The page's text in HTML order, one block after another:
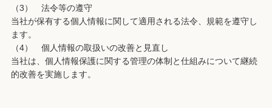
（3） 法令等の遵守
当社が保有する個人情報に関して適用される法令、規範を遵守し
ます。
（4） 個人情報の取扱いの改善と見直し
当社は、個人情報保護に関する管理の体制と仕組みについて継続
的改善を実施します。